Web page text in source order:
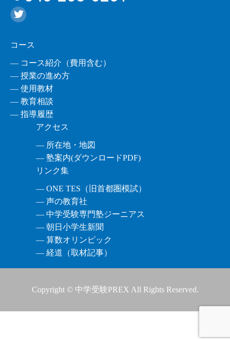
コース
― コース紹介（費用含む）
― 授業の進め方
― 使用教材
― 教育相談
― 指導履歴
アクセス
― 所在地・地図
― 塾案内(ダウンロードPDF)
リンク集
― ONE TES（旧首都圏模試）
― 声の教育社
― 中学受験専門塾ジーニアス
― 朝日小学生新聞
― 算数オリンピック
― 経道（取材記事）
Copyright © 中学受験PREX All Rights Reserved.